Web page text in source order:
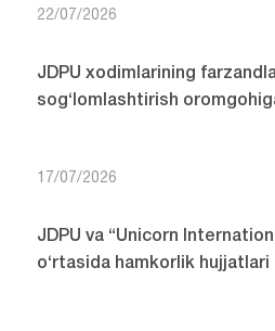
22/07/2026
JDPU xodimlarining
sog‘lomlashtirish
17/07/2026
JDPU va “Unicorn
o‘rtasida hamkorlik hujjatlari